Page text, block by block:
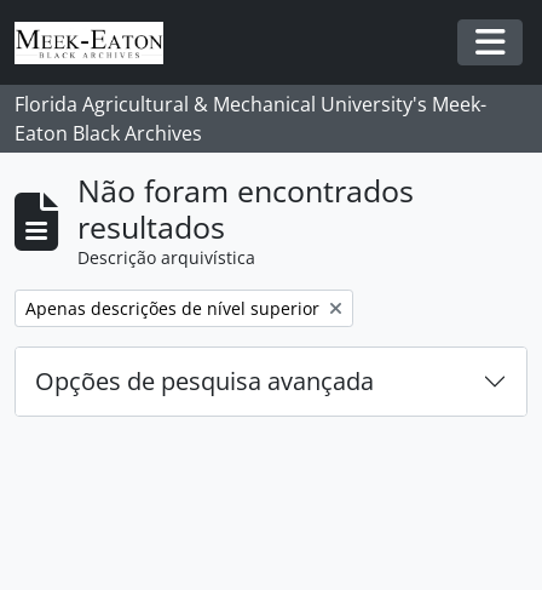
Skip to main content
Florida Agricultural & Mechanical University's Meek-
Eaton Black Archives
Não foram encontrados
resultados
Descrição arquivística
Remover filtro:
Apenas descrições de nível superior
Opções de pesquisa avançada